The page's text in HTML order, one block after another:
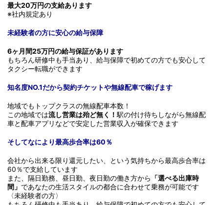
最大20万円の支給あります
※社内規定あり
未経験者の方に安心の給与保障
6ヶ月間25万円の給与保証があります
もちろん研修中も手当あり、給与保障で初めての方でも安心して
タクシー転職ができます
知名度NO.1だから契約チケットや無線配車で稼げます
地域でもトップクラスの無線配車本数！
この地域では流し営業は殆ど無く！ 駅の付け待ちしながら無線配
車と配車アプリなどで安定した営業収入が確保できます
そしてなにより最高歩合率は60％
会社から出来る限り還元したい、という気持ちから最高歩合率は
60％で支給しています
また、隔日勤務、昼日勤、夜日勤の働き方から 「選べる出庫時
間」 であなたの生活スタイルの都合に合わせて乗務が可能です
〈未経験者の方〉